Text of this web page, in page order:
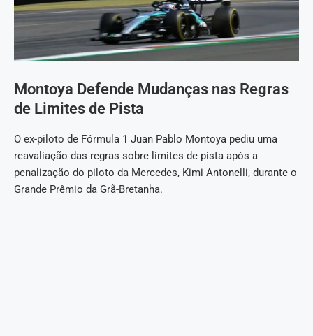
Montoya Defende Mudanças nas Regras
de Limites de Pista
O ex-piloto de Fórmula 1 Juan Pablo Montoya pediu uma
reavaliação das regras sobre limites de pista após a
penalização do piloto da Mercedes, Kimi Antonelli, durante o
Grande Prêmio da Grã-Bretanha.